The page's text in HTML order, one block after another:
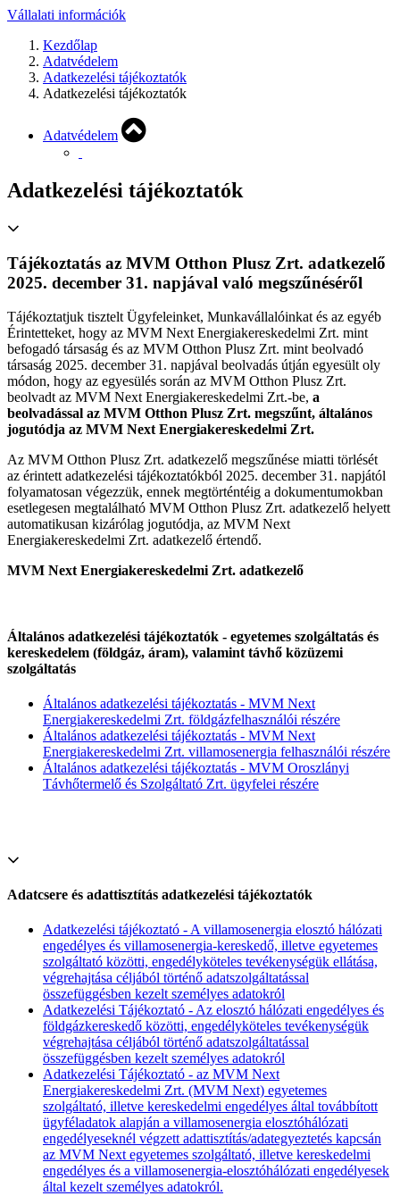
Vállalati információk
Kezdőlap
Adatvédelem
Adatkezelési tájékoztatók
Adatkezelési tájékoztatók
Adatvédelem
Adatkezelési tájékoztatók
Tájékoztatás az MVM Otthon Plusz Zrt. adatkezelő
2025. december 31. napjával való megszűnéséről
Tájékoztatjuk tisztelt Ügyfeleinket, Munkavállalóinkat és az egyéb
Érintetteket, hogy az MVM Next Energiakereskedelmi Zrt. mint
befogadó társaság és az MVM Otthon Plusz Zrt. mint beolvadó
társaság 2025. december 31. napjával beolvadás útján egyesült oly
módon, hogy az egyesülés során az MVM Otthon Plusz Zrt.
beolvadt az MVM Next Energiakereskedelmi Zrt.-be, a
beolvadással az MVM Otthon Plusz Zrt. megszűnt, általános
jogutódja az MVM Next Energiakereskedelmi Zrt.
Az MVM Otthon Plusz Zrt. adatkezelő megszűnése miatti törlését
az érintett adatkezelési tájékoztatókból 2025. december 31. napjától
folyamatosan végezzük, ennek megtörténtéig a dokumentumokban
esetlegesen megtalálható MVM Otthon Plusz Zrt. adatkezelő helyett
automatikusan kizárólag jogutódja, az MVM Next
Energiakereskedelmi Zrt. adatkezelő értendő.
MVM Next Energiakereskedelmi Zrt. adatkezelő
Általános adatkezelési tájékoztatók - egyetemes szolgáltatás és
kereskedelem (földgáz, áram), valamint távhő közüzemi
szolgáltatás
Általános adatkezelési tájékoztatás - MVM Next
Energiakereskedelmi Zrt. földgázfelhasználói részére
Általános adatkezelési tájékoztatás - MVM Next
Energiakereskedelmi Zrt. villamosenergia felhasználói részére
Általános adatkezelési tájékoztatás - MVM Oroszlányi
Távhőtermelő és Szolgáltató Zrt. ügyfelei részére
Adatcsere és adattisztítás adatkezelési tájékoztatók
Adatkezelési tájékoztató - A villamosenergia elosztó hálózati
engedélyes és villamosenergia-kereskedő, illetve egyetemes
szolgáltató közötti, engedélyköteles tevékenységük ellátása,
végrehajtása céljából történő adatszolgáltatással
összefüggésben kezelt személyes adatokról
Adatkezelési Tájékoztató - Az elosztó hálózati engedélyes és
földgázkereskedő közötti, engedélyköteles tevékenységük
végrehajtása céljából történő adatszolgáltatással
összefüggésben kezelt személyes adatokról
Adatkezelési Tájékoztató - az MVM Next
Energiakereskedelmi Zrt. (MVM Next) egyetemes
szolgáltató, illetve kereskedelmi engedélyes által továbbított
ügyféladatok alapján a villamosenergia elosztóhálózati
engedélyeseknél végzett adattisztítás/adategyeztetés kapcsán
az MVM Next egyetemes szolgáltató, illetve kereskedelmi
engedélyes és a villamosenergia-elosztóhálózati engedélyesek
által kezelt személyes adatokról.